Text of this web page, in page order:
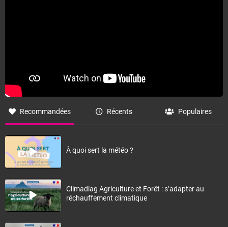
Recommandées Récents Populaires
À quoi sert la météo ?
Climadiag Agriculture et Forêt : s’adapter au
réchauffement climatique